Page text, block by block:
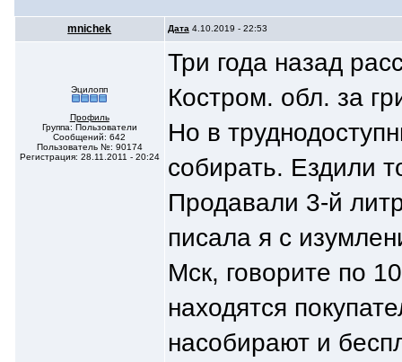
mnichek Дата 4.10.2019 - 22:53
Эцилопп
Профиль
Группа: Пользователи
Сообщений: 642
Пользователь №: 90174
Регистрация: 28.11.2011 - 20:24
Три года назад
Костром. обл. за
Но в
собирать. Ездили
Продавали 3-й
писала я с
Мск, говорите по
находятся
насобирают и